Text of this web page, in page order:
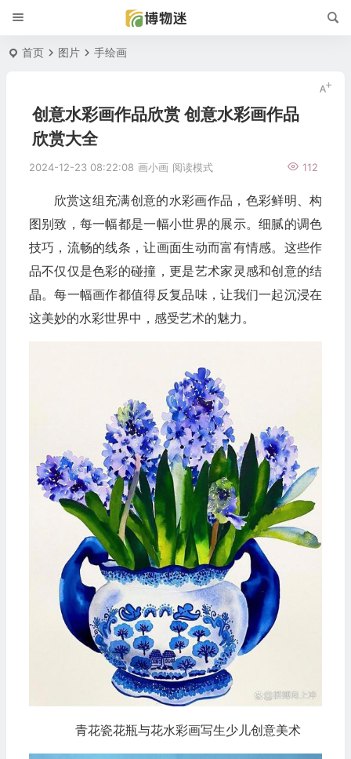
首页 图片 手绘画
创意水彩画作品欣赏 创意水彩画作品
欣赏大全
2024-12-23 08:22:08 画小画 112
阅读模式
欣赏这组充满创意的水彩画作品，色彩鲜明、构
图别致，每一幅都是一幅小世界的展示。细腻的调色
技巧，流畅的线条，让画面生动而富有情感。这些作
品不仅仅是色彩的碰撞，更是艺术家灵感和创意的结
晶。每一幅画作都值得反复品味，让我们一起沉浸在
这美妙的水彩世界中，感受艺术的魅力。
青花瓷花瓶与花水彩画写生少儿创意美术